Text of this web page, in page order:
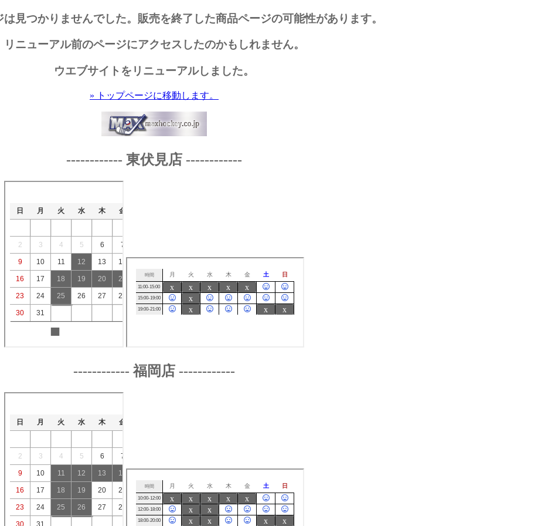
見つかりませんでした。販売を終了した商品ページの可能性があります。
リニューアル前のページにアクセスしたのかもしれません。
ウエブサイトをリニューアルしました。
» トップページに移動します。
------------ 東伏見店 ------------
------------ 福岡店 ------------